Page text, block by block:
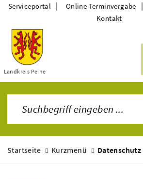
Themen
Landkreis Peine
Serviceportal | Online Terminvergabe |
Kontakt
Startseite Kurzmenü Datenschutz